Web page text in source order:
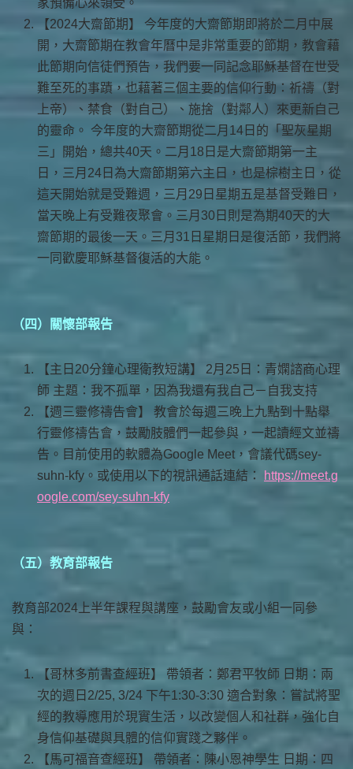
【2024大齋節期】 今年度的大齋節期即將於二月中展
開，大齋節期在教會年曆中是非常重要的節期，教會藉
此節期向信徒們預告，我們要一同記念耶穌基督在世受
難至死的事蹟，也藉著三個主要的信仰行動：祈禱（對
上帝）、禁食（對自己）、施捨（對鄰人）來更新自己
的靈命。 今年度的大齋節期從二月14日的「聖灰星期
三」開始，總共40天。二月18日是大齋節期第一主
日，三月24日為大齋節期第六主日，也是棕樹主日，從
這天開始就是受難週，三月29日星期五是基督受難日，
當天晚上有受難夜聚會。三月30日則是為期40天的大
齋節期的最後一天。三月31日星期日是復活節，我們將
一同歡慶耶穌基督復活的大能。
（四）關懷部報告
【主日20分鐘心理衛教短講】 2月25日：青嫻諮商心理
師 主題：我不孤單，因為我還有我自己－自我支持
【週三靈修禱告會】 教會於每週三晚上九點到十點舉
行靈修禱告會，鼓勵肢體們一起參與，一起讀經文並禱
告。目前使用的軟體為Google Meet，會議代碼sey-
suhn-kfy。或使用以下的視訊通話連結：
https://meet.g
oogle.com/sey-suhn-kfy
（五）教育部報告
教育部2024上半年課程與講座，鼓勵會友或小組一同參
與：
【哥林多前書查經班】 帶領者：鄭君平牧師 日期：兩
次的週日2/25, 3/24 下午1:30-3:30 適合對象：嘗試將聖
經的教導應用於現實生活，以改變個人和社群，強化自
身信仰基礎與具體的信仰實踐之夥伴。
【馬可福音查經班】 帶領者：陳小恩神學生 日期：四